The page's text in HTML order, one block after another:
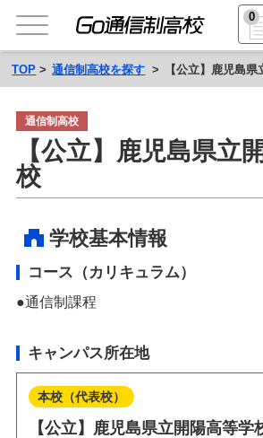
0
TOP 通信制高校を探す 【公立】鹿児島
通信制高校
【公立】鹿児島県立
校
学校基本情報
コース（カリキュラム）
通信制課程
キャンパス所在地
本校（代表校）
【公立】鹿児島県立開陽高等学